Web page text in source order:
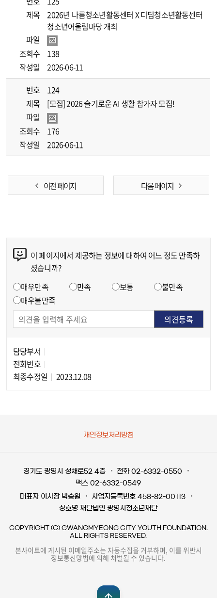
제목
2026년 나름청소년활동센터 X 디딤청소년활동센터
청소년어울림마당 개최
파일
조회수
138
작성일
2026-06-11
번호
124
제목
[모집] 2026 슬기로운 AI 생활 참가자 모집!
파일
조회수
176
작성일
2026-06-11
이전 페이지 다음 페이지
이 페이지에서 제공하는 정보에 대하여 어느 정도 만족하
셨습니까?
매우만족 만족 보통
불만족
매우불만족
담당부서
전화번호
최종수정일
2023.12.08
개인정보처리방침
경기도 광명시 성채로52 4층
전화 02-6332-0550
팩스 02-6332-0549
대표자 이사장 박승원
사업자등록번호 458-82-00113
상호명 재단법인 광명시청소년재단
COPYRIGHT (C) GWANGMYEONG CITY YOUTH FOUNDATION.
ALL RIGHTS RESERVED.
본사이트에 게시된 이메일주소는 자동수집을 거부하며, 이를 위반시
정보통신망법에 의해 처벌될 수 있습니다.